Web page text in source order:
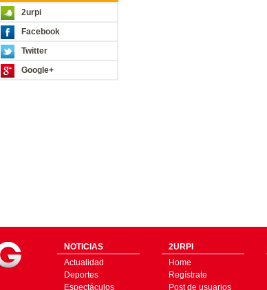
2urpi
Facebook
Twitter
Google+
NOTICIAS
Actualidad
Deportes
Espectáculos
2URPI
Home
Regístrate
Post de usuarios